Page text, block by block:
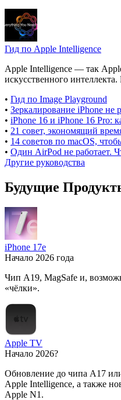
Гид по Apple Intelligence
Apple Intelligence — так
искусственного
• Гид по Image Playground
• Зеркалирование iPhone не
• iPhone 16 и iPhone 16 Pro:
• 21 совет, экономящий
• 14 советов по macOS,
• Один AirPod не работает.
Другие руководства
Будущие
iPhone 17e
Начало 2026 года
Чип A19, MagSafe и,
«чёлки».
Apple TV
Начало 2026?
Обновление до чипа A17
Apple Intelligence, а также
Apple N1.